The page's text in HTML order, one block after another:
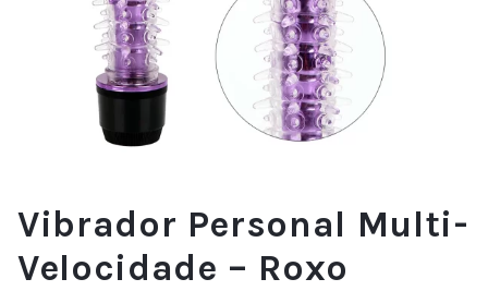
Vibrador Personal Multi-
Velocidade – Roxo